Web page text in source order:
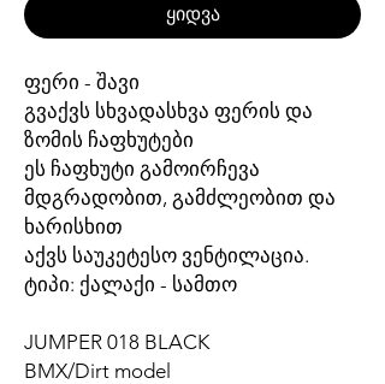
ყიდვა
ფერი - შავი
გვაქვს სხვადასხვა ფერის და
ზომის ჩაფხუტები
ეს ჩაფხუტი გამოირჩევა
მდგრადობით, გამძლეობით და
ხარისხით
აქვს საუკეტესო ვენტილაცია.
ტიპი: ქალაქი - სამთო
JUMPER 018 BLACK
BMX/Dirt model